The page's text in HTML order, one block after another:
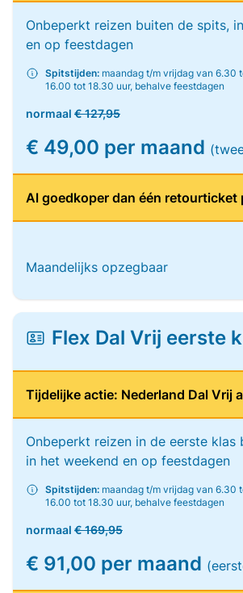
Onbeperkt reizen buiten de spits,
en op feestdagen
Spitstijden: maandag t/m vrijdag van 6.30
16.00 tot 18.30 uur, behalve feestdagen
normaal € 127,95
€ 49,00 per maand
Al goedkoper dan één retourticket
Maandelijks opzegbaar
Flex Dal Vrij eerste
Tijdelijke actie: Nederland Dal Vrij
Onbeperkt reizen in de eerste klas
in het weekend en op feestdagen
Spitstijden: maandag t/m vrijdag van 6.30
16.00 tot 18.30 uur, behalve feestdagen
normaal € 169,95
€ 91,00 per maand